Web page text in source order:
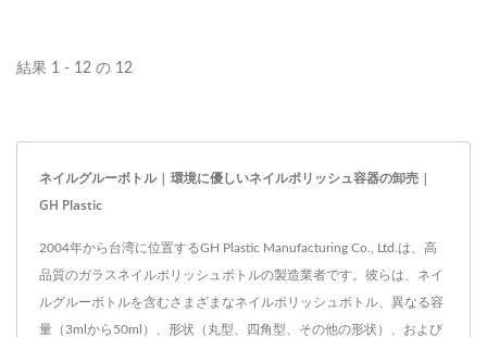
ッシュの包装に最適な抗
サージオイル、アロマセラ
ピー用ブレンドなど、非常
養補助食品、化学製品、工
業製品の市場で広く使用さ
結果 1 - 12 の 12
ネイルグルーボトル | 環境に優しいネイルポリッシュ容器の卸売 |
GH Plastic
2004年から台湾に位置するGH Plastic Manufacturing Co., Ltd.は、高
品質のガラスネイルポリッシュボトルの製造業者です。彼らは、ネイ
ルグルーボトルを含むさまざまなネイルポリッシュボトル、異なる容
量（3mlから50ml）、形状（丸型、四角型、その他の形状）、および